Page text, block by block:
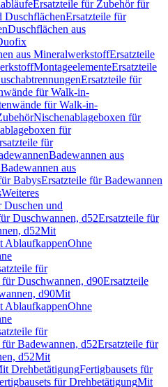
Ersatzteile für Zubehör für
DuschflächenErsatzteile für
Duschflächen aus
aus MineralwerkstoffErsatzteile
MontageelementeErsatzteile
Ersatzteile für
für Walk-in-
für Walk-in-
Nischenablageboxen für
für
für
Badewannen aus
aus
BabysErsatzteile für Badewannen
Weiteres
Duschen und
Duschwannen, d52Ersatzteile für
d52Mit
AblaufkappenOhne
für
Duschwannen, d90Ersatzteile
d90Mit
AblaufkappenOhne
für
Badewannen, d52Ersatzteile für
d52Mit
DrehbetätigungFertigbausets für
für DrehbetätigungMit